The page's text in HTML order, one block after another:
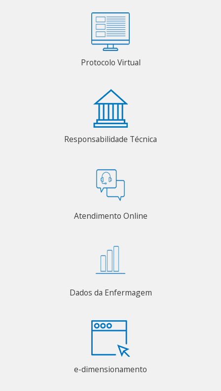
Protocolo Virtual
Responsabilidade Técnica
Atendimento Online
Dados da Enfermagem
e-dimensionamento